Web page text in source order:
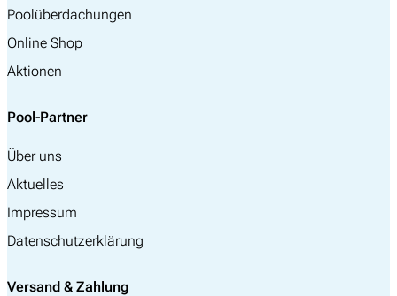
Poolüberdachungen
Online Shop
Aktionen
Pool-Partner
Über uns
Aktuelles
Impressum
Datenschutzerklärung
Versand & Zahlung